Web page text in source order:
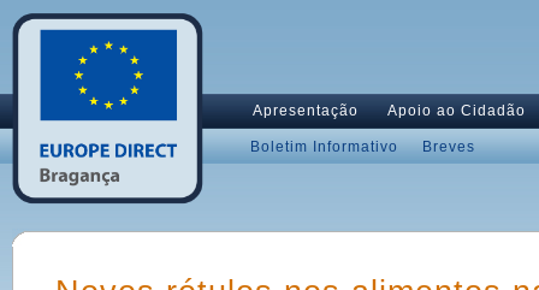
Apresentação Apoio ao Cidadão
Boletim Informativo Breves